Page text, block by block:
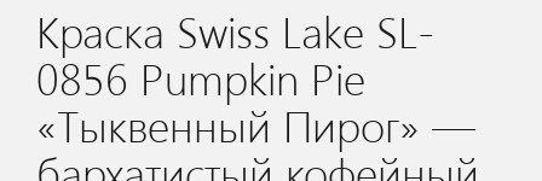
Краска Swiss Lake SL-
0856 Pumpkin Pie
«Тыквенный Пирог» —